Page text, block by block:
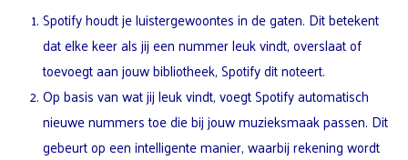
Spotify houdt je luistergewoontes in de gaten. Dit betekent
dat elke keer als jij een nummer leuk vindt, overslaat of
toevoegt aan jouw bibliotheek, Spotify dit noteert.
Op basis van wat jij leuk vindt, voegt Spotify automatisch
nieuwe nummers toe die bij jouw muzieksmaak passen. Dit
gebeurt op een intelligente manier, waarbij rekening wordt